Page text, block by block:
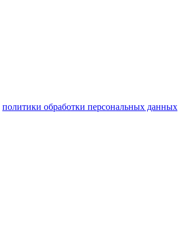
политики обработки персональных данных